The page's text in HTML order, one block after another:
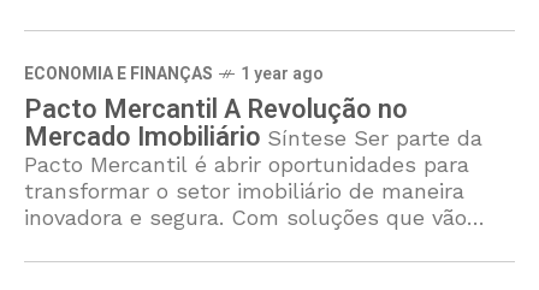
diretamente no sábado (21/6), realizando
ataques aéreos
ECONOMIA E FINANÇAS 1 year ago
Pacto Mercantil A Revolução no
Mercado Imobiliário Síntese Ser parte da
Pacto Mercantil é abrir oportunidades para
transformar o setor imobiliário de maneira
inovadora e segura. Com soluções que vão
não